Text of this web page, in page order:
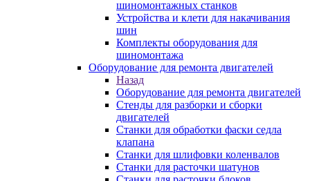
шиномонтажных станков
Устройства и клети для накачивания
шин
Комплекты оборудования для
шиномонтажа
Оборудование для ремонта двигателей
Назад
Оборудование для ремонта двигателей
Стенды для разборки и сборки
двигателей
Станки для обработки фаски седла
клапана
Станки для шлифовки коленвалов
Станки для расточки шатунов